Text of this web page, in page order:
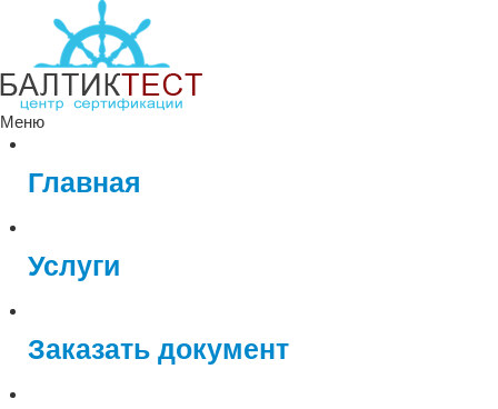
Меню
Главная
Услуги
Заказать документ